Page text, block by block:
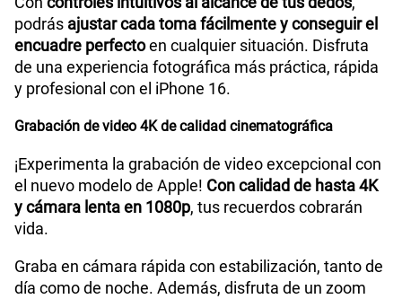
podrás ajustar cada toma fácilmente y conseguir el
encuadre perfectoen cualquier situación. Disfruta
de una experiencia fotográfica más práctica, rápida
y profesional con el iPhone 16.
Grabación de video 4K de calidad cinematográfica
¡Experimenta la grabación de video excepcional con
el nuevo modelo de Apple! Con calidad de hasta 4K
y cámara lenta en 1080p, tus recuerdos cobrarán
vida.
Graba en cámara rápida con estabilización, tanto de
día como de noche. Además, disfruta de un zoom